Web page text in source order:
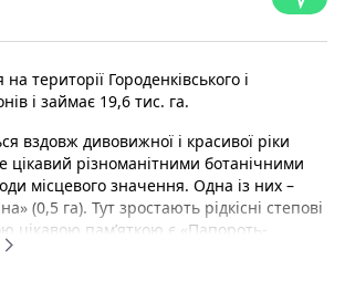
території Городенківського і
і займає 19,6 тис. га.
вздовж дивовижної і красивої ріки
цікавий різноманітними ботанічними
місцевого значення. Одна із них –
(0,5 га). Тут зростають рідкісні степові
цікавою пам’яткою є «Папороть-
де на великому камені зростає